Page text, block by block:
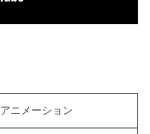
アニメーション